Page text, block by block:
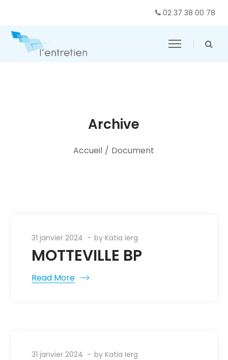
02 37 38 00 78
Archive
Accueil / Document
31 janvier 2024 byKatia Ierg
MOTTEVILLE BP
Read More
31 janvier 2024 byKatia Ierg